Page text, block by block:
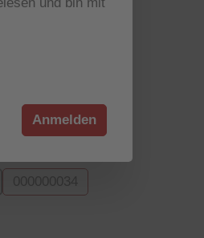
910 concrete clay
(Diese Option ist zurzeit
ist zurzeit nicht verfügbar.)
Anmelden